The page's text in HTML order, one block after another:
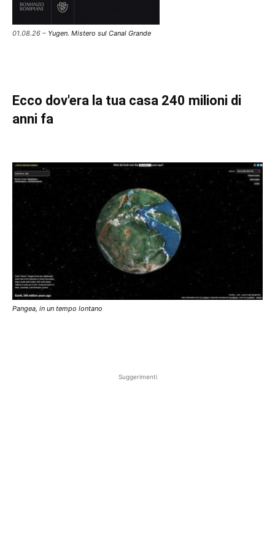
01.08.26 – Yugen. Mistero sul Canal Grande
Ecco dov'era la tua casa 240 milioni di
anni fa
Pangea, in un tempo lontano
Suggerimenti